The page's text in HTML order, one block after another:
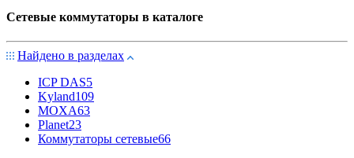
Сетевые коммутаторы в каталоге
Найдено в разделах
ICP DAS5
Kyland109
MOXA63
Planet23
Коммутаторы сетевые66